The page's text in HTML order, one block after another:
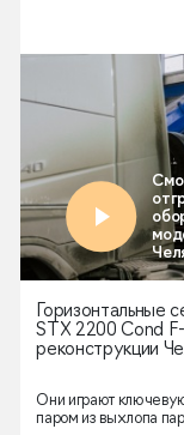
Горизонтальные
STX 2200 Cond
реконструкции
Они играют
паром из выхлопа